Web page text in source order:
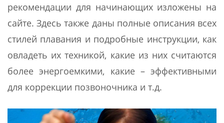
рекомендации для начинающих изложены на
сайте. Здесь также даны полные описания всех
стилей плавания и подробные инструкции, как
овладеть их техникой, какие из них считаются
более энергоемкими, какие – эффективными
для коррекции позвоночника и т.д.